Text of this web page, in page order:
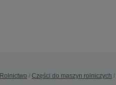
Rolnictwo Części do maszyn rolniczych